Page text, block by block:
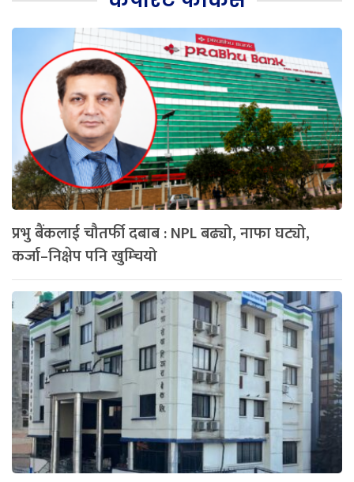
प्रभु बैंकलाई चौतर्फी दबाब : NPL बढ्यो, नाफा घट्यो,
कर्जा–निक्षेप पनि खुम्चियो